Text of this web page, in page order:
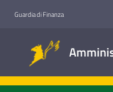
Guardia di Finanza